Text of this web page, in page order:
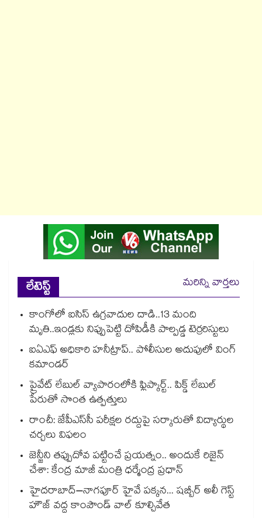
లేటెస్ట్
మరిన్ని వార్తలు
కాంగోలో ఐసిస్ ఉగ్రవాదుల దాడి..13 మంది
మృతి..ఇండ్లకు నిప్పుపెట్టి దోపిడీకి పాల్పడ్డ టెర్రరిస్టులు
ఐఏఎఫ్‌‌ అధికారి హనీట్రాప్.. పోలీసుల అదుపులో వింగ్
కమాండర్
ప్రైవేట్ లేబుల్ వ్యాపారంలోకి ఫ్లిప్కార్ట్.. పిక్డ్ లేబుల్
పేరుతో సొంత ఉత్పత్తులు
రాంచీ: జేపీఎస్‌‌సీ పరీక్షల రద్దుపై సర్కారుతో విద్యార్థుల
చర్చలు విఫలం
జెన్జీని తప్పుదోవ పట్టించే ప్రయత్నం.. అందుకే రిజైన్
చేశా: కేంద్ర మాజీ మంత్రి ధర్మేంద్ర ప్రధాన్
హైదరాబాద్–నాగపూర్ హైవే పక్కన... షబ్బీర్ అలీ గెస్ట్
హౌజ్ వద్ద కాంపౌండ్ వాల్ కూల్చివేత